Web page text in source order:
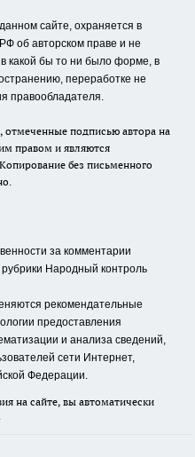
сайте, охраняется в
об авторском праве и не
какой бы то ни было форме, в
переработке не
правообладателя.
отмеченные подписью автора на
правом и являются
без письменного
за комментарии
Народный контроль
рекомендательные
предоставления
и анализа сведений,
сети Интернет,
Федерации.
на сайте, вы автоматически